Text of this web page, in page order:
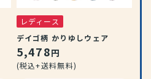
レディース
デイゴ柄 かりゆしウェア
5,478円
(税込+送料無料)